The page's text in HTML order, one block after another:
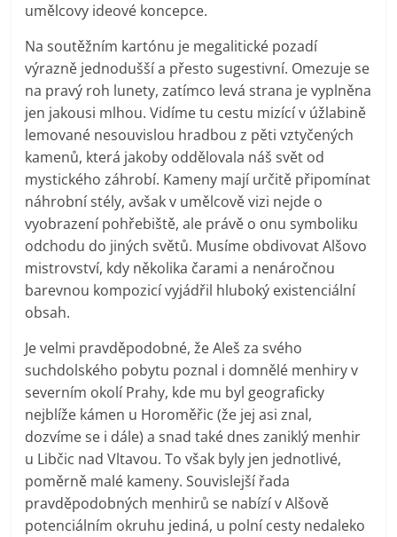
umělcovy ideové koncepce.
Na soutěžním kartónu je megalitické pozadí
výrazně jednodušší a přesto sugestivní. Omezuje se
na pravý roh lunety, zatímco levá strana je vyplněna
jen jakousi mlhou. Vidíme tu cestu mizící v úžlabině
lemované nesouvislou hradbou z pěti vztyčených
kamenů, která jakoby oddělovala náš svět od
mystického záhrobí. Kameny mají určitě připomínat
náhrobní stély, avšak v umělcově vizi nejde o
vyobrazení pohřebiště, ale právě o onu symboliku
odchodu do jiných světů. Musíme obdivovat Alšovo
mistrovství, kdy několika čarami a nenáročnou
barevnou kompozicí vyjádřil hluboký existenciální
obsah.
Je velmi pravděpodobné, že Aleš za svého
suchdolského pobytu poznal i domnělé menhiry v
severním okolí Prahy, kde mu byl geograficky
nejblíže kámen u Horoměřic (že jej asi znal,
dozvíme se i dále) a snad také dnes zaniklý menhir
u Libčic nad Vltavou. To však byly jen jednotlivé,
poměrně malé kameny. Souvislejší řada
pravděpodobných menhirů se nabízí v Alšově
potenciálním okruhu jediná, u polní cesty nedaleko